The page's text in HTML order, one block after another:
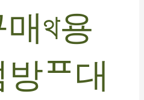
থ용
ᄑ대